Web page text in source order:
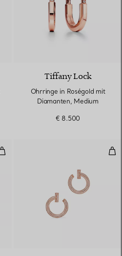
Tiffany Lock
Ohrringe in Roségold mit
Diamanten, Medium
€ 8.500
in Gelbgold mit T